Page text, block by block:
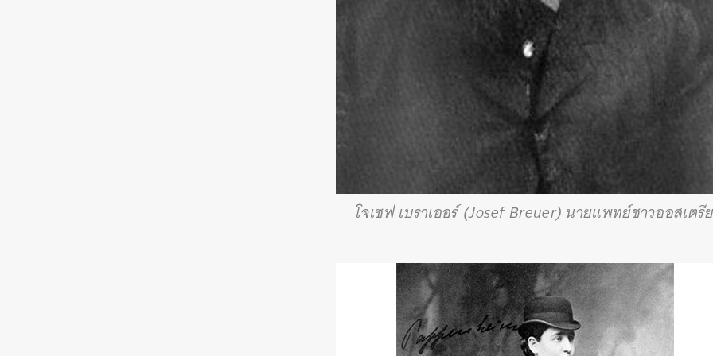
โจเซฟ เบราเออร์ (Josef Breuer) นายแพทย์ชาวออสเตรี